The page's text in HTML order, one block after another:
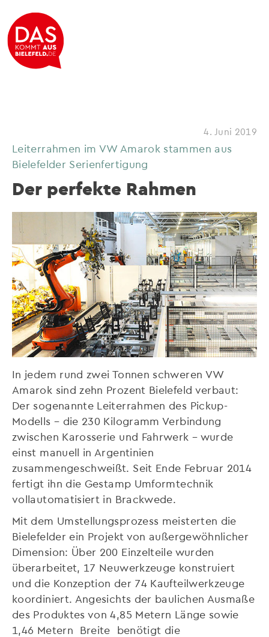
4. Juni 2019
Leiterrahmen im VW Amarok stammen aus
Bielefelder Serienfertigung
Der perfekte Rahmen
In jedem rund zwei Tonnen schweren VW
Amarok sind zehn Prozent Bielefeld verbaut:
Der sogenannte Leiterrahmen des Pickup-
Modells – die 230 Kilogramm Verbindung
zwischen Karosserie und Fahrwerk – wurde
einst manuell in Argentinien
zusammengeschweißt. Seit Ende Februar 2014
fertigt ihn die Gestamp Umformtechnik
vollautomatisiert in Brackwede.
Mit dem Umstellungsprozess meisterten die
Bielefelder ein Projekt von außergewöhnlicher
Dimension: Über 200 Einzelteile wurden
überarbeitet, 17 Neuwerkzeuge konstruiert
und die Konzeption der 74 Kaufteilwerkzeuge
koordiniert. Angesichts der baulichen Ausmaße
des Produktes von 4,85 Metern Länge sowie
1,46 Metern Breite benötigt die